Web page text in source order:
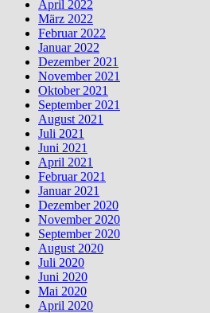
April 2022
März 2022
Februar 2022
Januar 2022
Dezember 2021
November 2021
Oktober 2021
September 2021
August 2021
Juli 2021
Juni 2021
April 2021
Februar 2021
Januar 2021
Dezember 2020
November 2020
September 2020
August 2020
Juli 2020
Juni 2020
Mai 2020
April 2020